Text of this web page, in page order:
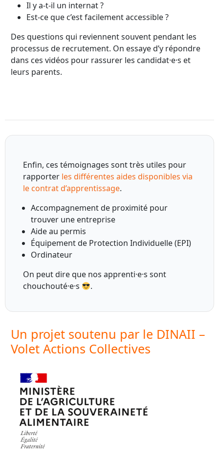
Il y a-t-il un internat ?
Est-ce que c’est facilement accessible ?
Des questions qui reviennent souvent pendant les
processus de recrutement. On essaye d’y répondre
dans ces vidéos pour rassurer les candidat·e·s et
leurs parents.
Enfin, ces témoignages sont très utiles pour
rapporter les différentes aides disponibles via
le contrat d’apprentissage.
Accompagnement de proximité pour
trouver une entreprise
Aide au permis
Équipement de Protection Individuelle (EPI)
Ordinateur
On peut dire que nos apprenti·e·s sont
chouchouté·e·s
.
Un projet soutenu par le DINAII –
Volet Actions Collectives